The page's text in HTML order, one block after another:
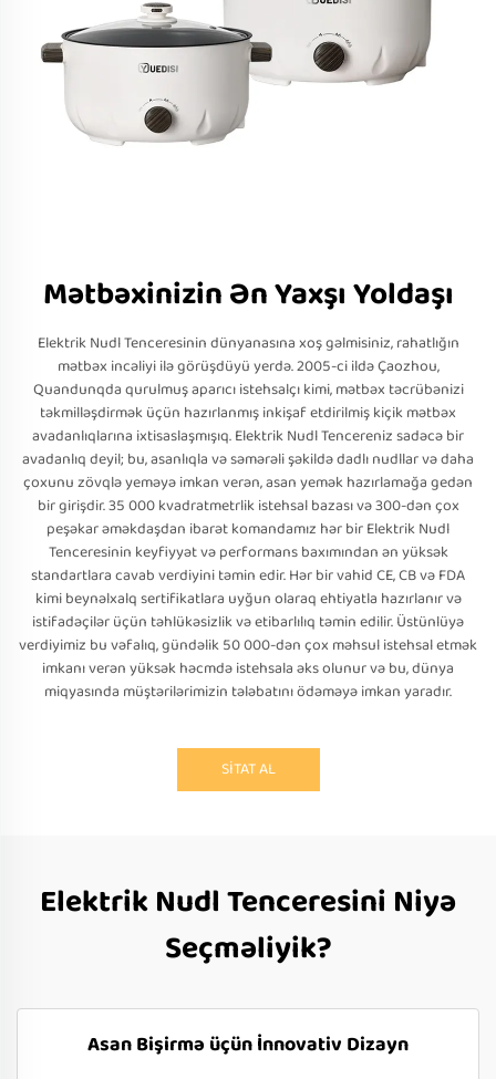
Mətbəxinizin Ən Yaxşı Yoldaşı
Elektrik Nudl Tenceresinin dünyanasına xoş gəlmisiniz, rahatlığın
mətbəx incəliyi ilə görüşdüyü yerdə. 2005-ci ildə Çaozhou,
Quandunqda qurulmuş aparıcı istehsalçı kimi, mətbəx təcrübənizi
təkmilləşdirmək üçün hazırlanmış inkişaf etdirilmiş kiçik mətbəx
avadanlıqlarına ixtisaslaşmışıq. Elektrik Nudl Tencereniz sadəcə bir
avadanlıq deyil; bu, asanlıqla və səmərəli şəkildə dadlı nudllar və daha
çoxunu zövqlə yeməyə imkan verən, asan yemək hazırlamağa gedən
bir girişdir. 35 000 kvadratmetrlik istehsal bazası və 300-dən çox
peşəkar əməkdaşdan ibarət komandamız hər bir Elektrik Nudl
Tenceresinin keyfiyyət və performans baxımından ən yüksək
standartlara cavab verdiyini təmin edir. Hər bir vahid CE, CB və FDA
kimi beynəlxalq sertifikatlara uyğun olaraq ehtiyatla hazırlanır və
istifadəçilər üçün təhlükəsizlik və etibarlılıq təmin edilir. Üstünlüyə
verdiyimiz bu vəfalıq, gündəlik 50 000-dən çox məhsul istehsal etmək
imkanı verən yüksək həcmdə istehsala əks olunur və bu, dünya
miqyasında müştərilərimizin tələbatını ödəməyə imkan yaradır.
SİTAT AL
Elektrik Nudl Tenceresini Niyə
Seçməliyik?
Asan Bişirmə üçün İnnovativ Dizayn